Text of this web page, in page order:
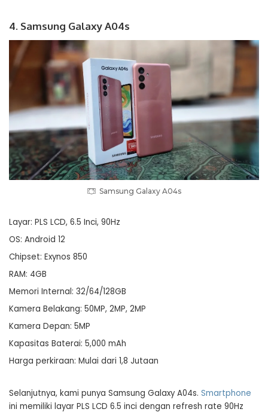
4. Samsung Galaxy A04s
Samsung Galaxy A04s
Layar: PLS LCD, 6.5 Inci, 90Hz
OS: Android 12
Chipset: Exynos 850
RAM: 4GB
Memori Internal: 32/64/128GB
Kamera Belakang: 50MP, 2MP, 2MP
Kamera Depan: 5MP
Kapasitas Baterai: 5,000 mAh
Harga perkiraan: Mulai dari 1,8 Jutaan
Selanjutnya, kami punya Samsung Galaxy A04s. Smartphone
ini memiliki layar PLS LCD 6.5 inci dengan refresh rate 90Hz